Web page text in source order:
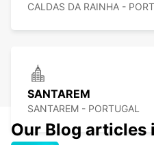
CALDAS DA RAINHA -
SANTAREM
SANTAREM - PORTUGAL
Our Blog articles